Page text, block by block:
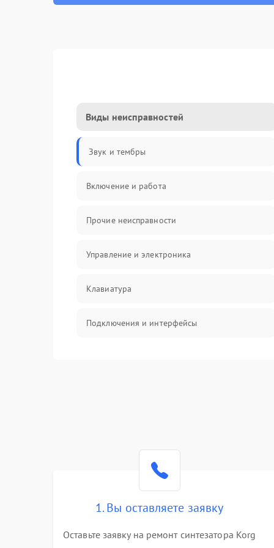
Виды неисправностей
Звук и тембры
Включение и работа
Прочие неисправности
Управление и электроника
Клавиатура
Подключения и интерфейсы
1. Вы оставляете заявку
Оставьте заявку на ремонт синтезатора Korg